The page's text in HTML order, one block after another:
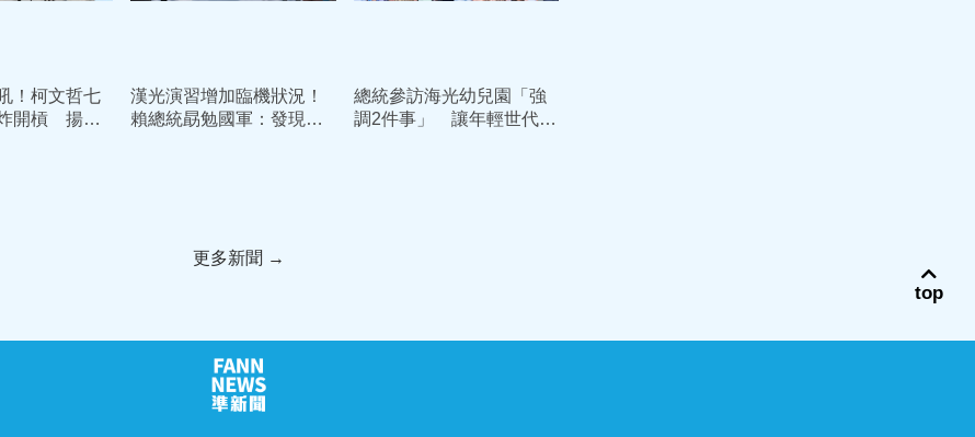
！柯文哲七
開槓 揚拳
漢光演習增加臨機狀況！
賴總統勗勉國軍：發現問
總統參訪海光幼兒園「強
調2件事」 讓年輕世代
更多新聞 →
top